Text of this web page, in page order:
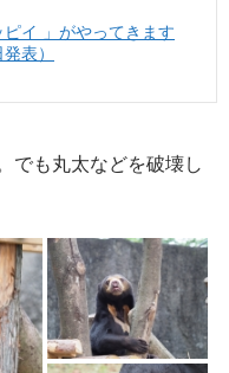
イ 」がやってきます
表）
でも丸太などを破壊し